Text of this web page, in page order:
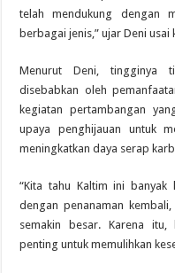
telah mendukung dengan
berbagai jenis,” ujar Deni usai
Menurut Deni, tingginya
disebabkan oleh
kegiatan pertambangan
upaya penghijauan untuk
meningkatkan daya serap
“Kita tahu Kaltim ini
dengan penanaman
semakin besar. Karena
penting untuk memulihkan